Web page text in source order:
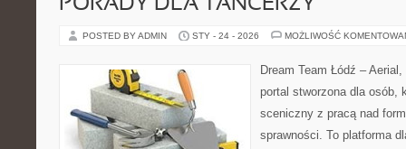
PORADY DLA TANCERZY
POSTED BY ADMIN STY - 24 - 2026 MOŻLIWOŚĆ
Dream Team Łódź –
portal stworzona dla osób,
sceniczny z pracą nad
sprawności. To platforma